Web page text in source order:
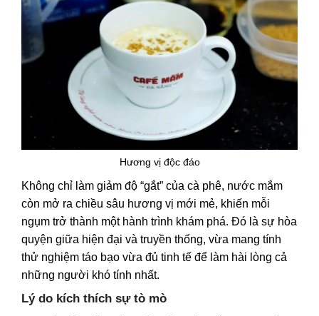
Hương vị độc đáo
Không chỉ làm giảm độ “gắt” của cà phê, nước mắm
còn mở ra chiều sâu hương vị mới mẻ, khiến mỗi
ngụm trở thành một hành trình khám phá. Đó là sự hòa
quyện giữa hiện đại và truyền thống, vừa mang tính
thử nghiệm táo bạo vừa đủ tinh tế để làm hài lòng cả
những người khó tính nhất.
Lý do kích thích sự tò mò